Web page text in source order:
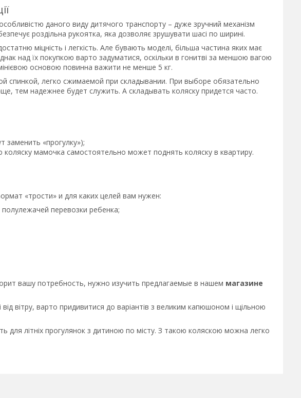
даного виду дитячого транспорту – дуже зручний механізм
роздільна рукоятка, яка дозволяє зрушувати шасі по ширині.
міцність і легкість. Але бувають моделі, більша частина яких має
над їх покупкою варто задуматися, оскільки в гонитві за меншою вагою
основою повинна важити не менше 5 кг.
спинкой, легко сжимаемой при складывании. При выборе обязательно
тем надежнее будет служить. А складывать коляску придется часто.
заменить «прогулку»);
мамочка самостоятельно может поднять коляску в квартиру.
«трости» и для каких целей вам нужен:
перевозки ребенка;
вашу потребность, нужно изучить предлагаемые в нашем магазине
вітру, варто придивитися до варіантів з великим капюшоном і щільною
для літніх прогулянок з дитиною по місту. З такою коляскою можна легко